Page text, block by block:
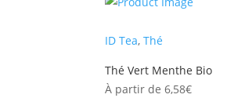
ID Tea,Thé
Thé Vert Menthe Bio
À partir de6,58€